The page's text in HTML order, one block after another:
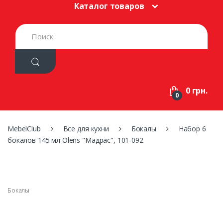
Каталог товаров
S
e
h
:
0 0 грн.
MebelClub Все для кухни Бокалы
Набор 6
бокалов 145 мл Olens "Мадрас", 101-092
Бокалы